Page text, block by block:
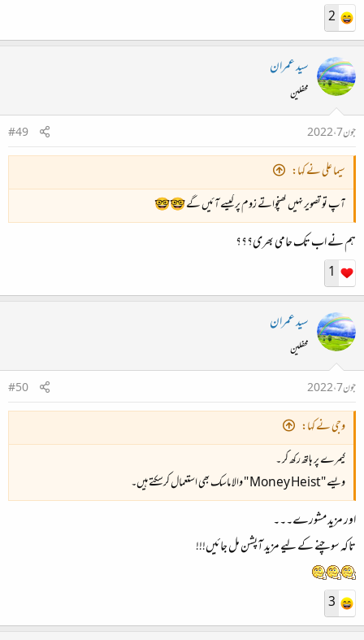
2
سید عمران
محفلین
جون 7، 2022
#49
سیما علی نے کہا:
آپ تو تصویر نہیں کھنچواتے زوم پر کیسے آئیں گے 🤓🤓
ہم نے اب تک حامی بھری؟؟؟
1
سید عمران
محفلین
جون 7، 2022
#50
وجی نے کہا:
کیمرے پر ہاتھ رکھ کر ۔
ویسے "Money Heist " والا ماسک بھی استعمال کرسکتے ہیں۔
اور مزید مشورے۔۔۔
تاکہ سوچنے کے لیے مزید آپشن مل جائیں!!!
3